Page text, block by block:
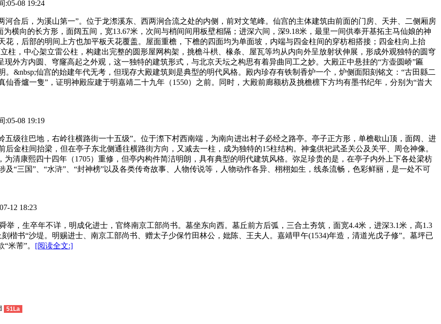
08 19:24
合后，为溪山第一”。位于龙漈溪东、西两涧合流之处的内侧，前对文笔峰。仙宫的主体建筑由前面的门房、天井、二侧厢房
横向的长方形，面阔五间，宽13.67米，次间与梢间间用板壁相隔；进深六间，深9.18米，最里一间供奉开基拓主马仙娘的神
，后部的明间上方也加平板天花覆盖。屋面重檐，下檐的四面均为单面坡，内端与四金柱间的穿枋相搭接；四金柱向上抬
柱，中心架立雷公柱，构建出完整的圆形屋网构架，挑檐斗栱、椽条、屋瓦等均从内向外呈放射状伸展，形成外观独特的圆穹
外方内圆、穹窿高起之外观，这一独特的建筑形式，与北京天坛之构思有着异曲同工之妙。大殿正中悬挂的“方壶圆峤”匾
。&nbsp;仙宫的始建年代无考，但现存大殿建筑则是典型的明代风格。殿内珍存有铁制香炉一个，炉侧面阳刻铭文：“古田縣二
香爐一隻”，证明神殿应建于明嘉靖二十九年（1550）之前。同时，大殿前廊额枋及挑檐檩下方均有墨书纪年，分别为“旹大
08 19:19
级往巴地，右岭往横路街一十五级”。位于漈下村西南端，为南向进出村子必经之路亭。亭子正方形，单檐歇山顶，面阔、进
后金柱间抬梁，但在亭子东北侧通往横路街方向，又减去一柱，成为独特的15柱结构。神龛供祀武圣关公及关平、周仓神像。
清康熙四十四年（1705）重修，但亭内构件简洁明朗，具有典型的明代建筑风格。弥足珍贵的是，在亭子内外上下各处梁枋
“三国”、“水浒”、“封神榜”以及各类传奇故事、人物传说等，人物动作各异、栩栩如生，线条流畅，色彩鲜丽，是一处不可
12 18:23
举，生卒年不详，明成化进士，官终南京工部尚书。墓坐东向西。墓丘前方后弧，三合土夯筑，面宽4.4米，进深3.1米，高1.3
楷书“沙堤。明赐进士、南京工部尚书、赠太子少保竹田林公，妣陈、王夫人。嘉靖甲午(1534)年造，清道光戊子修”。墓坪已
米芾”。 [阅读全文:]
51La